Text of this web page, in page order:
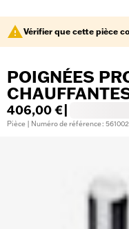
Vérifier que cette pièce
POIGNÉES
406,00 €
Pièce | Numéro de référence :